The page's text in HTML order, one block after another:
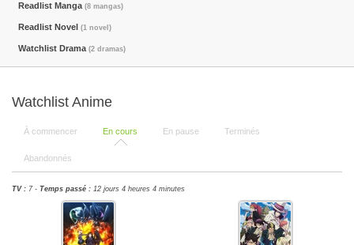
Readlist Manga (8 mangas)
Readlist Novel (1 novel)
Watchlist Drama (2 dramas)
Watchlist Anime
À commencer En cours En pause Terminés
Abandonnés
TV : 7 - Temps passé : 12 jours 4 heures 4 minutes